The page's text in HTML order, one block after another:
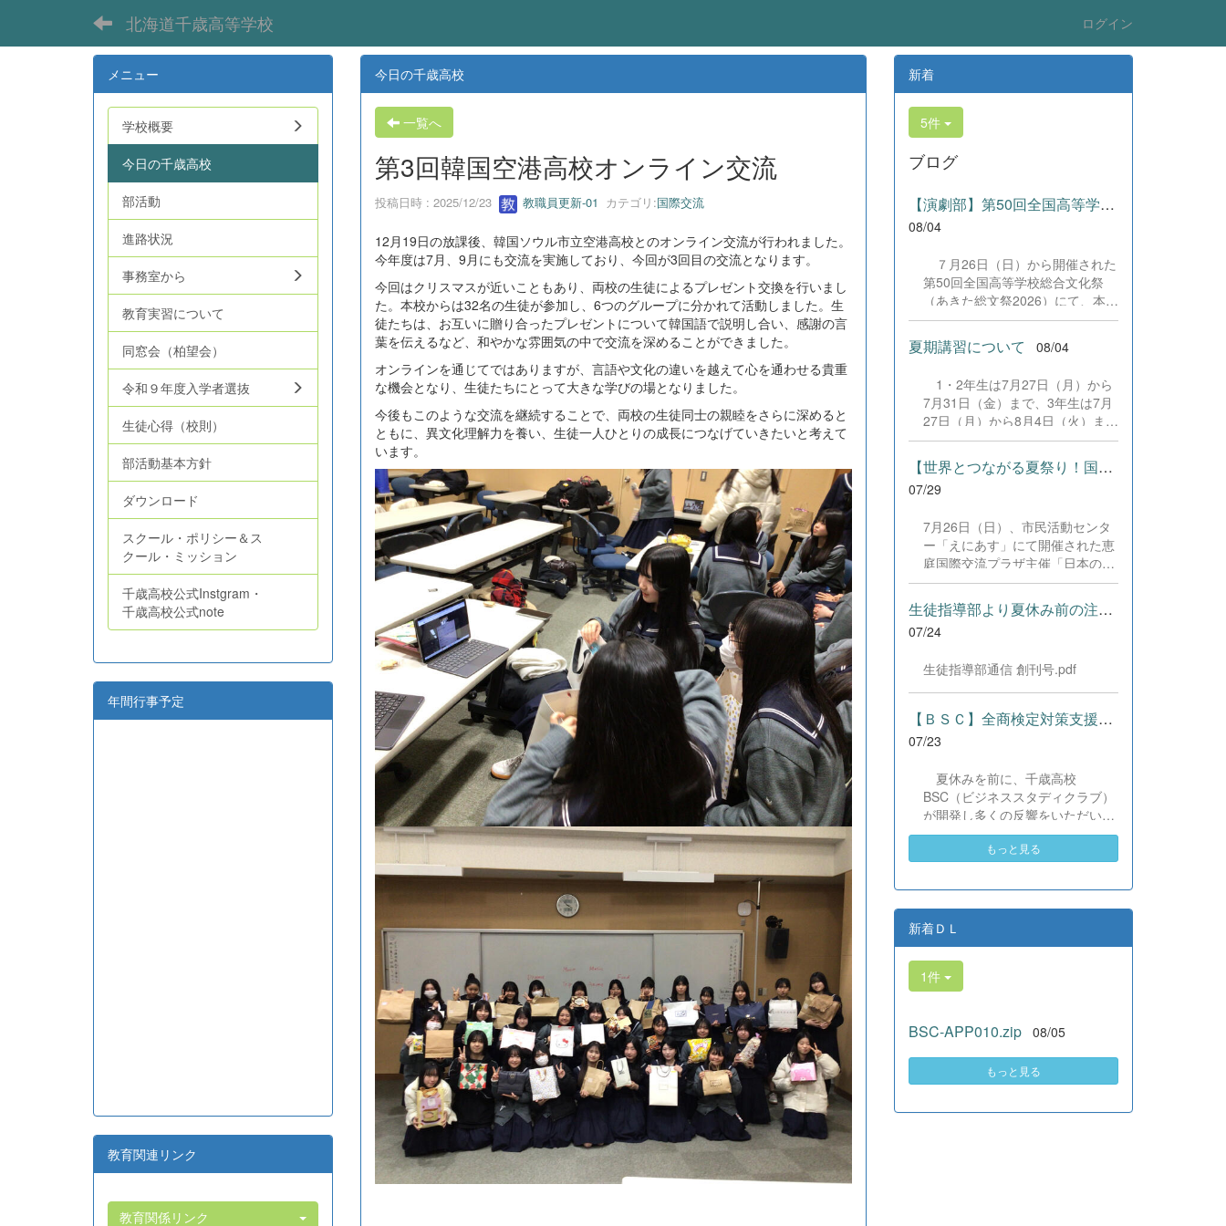
北海道千歳高等学校 ログイン
今日の千歳高校
一覧へ
第3回韓国空港高校オンライン交流
投稿日時 : 2025/12/23 教職員更新-01 カテゴリ:国際交流
12月19日の放課後、韓国ソウル市立空港高校とのオンライン交流が行われました。
今年度は7月、9月にも交流を実施しており、今回が3回目の交流となります。
今回はクリスマスが近いこともあり、両校の生徒によるプレゼント交換を行いまし
た。本校からは32名の生徒が参加し、6つのグループに分かれて活動しました。生
徒たちは、お互いに贈り合ったプレゼントについて韓国語で説明し合い、感謝の言
葉を伝えるなど、和やかな雰囲気の中で交流を深めることができました。
オンラインを通じてではありますが、言語や文化の違いを越えて心を通わせる貴重
な機会となり、生徒たちにとって大きな学びの場となりました。
今後もこのような交流を継続することで、両校の生徒同士の親睦をさらに深めると
ともに、異文化理解力を養い、生徒一人ひとりの成長につなげていきたいと考えて
います。
メニュー
学校概要
今日の千歳高校
部活動
進路状況
事務室から
教育実習について
同窓会（柏望会）
令和９年度入学者選抜
生徒心得（校則）
部活動基本方針
ダウンロード
スクール・ポリシー＆ス
クール・ミッション
千歳高校公式Instgram・
千歳高校公式note
年間行事予定
教育関連リンク
教育関係リンク
新着
5件
ブログ
【演劇部】第50回全国高等学校総合文化祭にて受賞!
08/04
７月26日（日）から開催された
第50回全国高等学校総合文化祭
（あきた総文祭2026）にて、本校
演劇部が「優良賞」及び「舞台美
術賞」を受賞いたしました。大会
当日は、本校の部員たちもこれま
分に発揮し、堂々と舞台に立ちま
した。緊張感のある全国の舞台に
おいて、一人一人が役割を果た
し、心を込めた演技と表現を披露
することができました。 また、
今回の全国大会出場にあたり、多
ました企業の皆様、ならびに心温
まるご寄付や温かいご声援を寄せ
てくださった地域の皆様方に、心
より感謝申し上げます。皆様から
な励みとなり、全国の舞台で最高
のパフォーマンスと演技を届ける
糧に、さらに表現力に磨きをか
ぬご声援をよろしくお願いいたし
夏期講習について 08/04
1・2年生は7月27日（月）から
7月31日（金）まで、3年生は7月
27日（月）から8月4日（火）まで
の日程で、それぞれ学習に取り組
みました。多くの生徒が意欲的に
参加し、これまでの学習内容の復
習や発展的な内容、受験に向けた
られました。夏期講習で身に付け
た学習習慣や知識を、今後の学校
生活や学習に生かし、一人一人が
さらなる成長につなげてくれるこ
とを期待しています。 &nbsp;
【世界とつながる夏祭り！国際教養科の生徒が多文化共生ボランテ...
07/29
7月26日（日）、市民活動センタ
ー「えにあす」にて開催された恵
庭国際交流プラザ主催「日本の夏
祭り体験」に、本校国際教養科の
生徒6名がボランティアとして参
加しました！ 会場にはウクライ
ナ、ネパール、アフガニスタンな
ヨー釣りや綿あめ、盆踊りなどを
満喫。浴衣姿でイベントを彩った
1年生や、経験を生かして頼もし
く場を仕切る3年生など、生徒た
ちは言葉や国境を超えて笑顔で交
は、「国籍や年齢を問わず笑顔で
寄り添い、自分で考えて動く姿が
素晴らしい。異文化理解のマイン
ドが自然と身についている」と、
賞賛の声をいただきました！ 教室
う広いフィールドで本領を発揮す
る教養科生たち。多文化共生社会
を引っ張る頼もしい姿に、誇らし
さでいっぱいです。 教養科生、ど
んどん外へ飛び出そう！ その温か
い心と行動力を磨き、世界を笑顔
生徒指導部より夏休み前の注意事項
07/24
生徒指導部通信 創刊号.pdf
【ＢＳＣ】全商検定対策支援ポータルサイト「Compath（コンパス）...
07/23
夏休みを前に、千歳高校
BSC（ビジネススタディクラブ）
が開発し多くの反響をいただいて
いる、全商検定合格支援ポータル
サイト『Compath（コンパス）』
ました。 今回もユーザーの皆様
からいただいたアンケートのご意
見をもとに、BSC部員のプログラ
ミングチームがデバッグ（不具合
修正）から新機能の実装までを行
いました。今回のアップデートで
は、ビジネス計算・簿記・ビジネ
務分析・ビジネスコミュニケーシ
の更新プログラムを一挙にリリー
スしました。 具体的には、各検
もっと見る
新着ＤＬ
1件
BSC-APP010.zip 08/05
もっと見る